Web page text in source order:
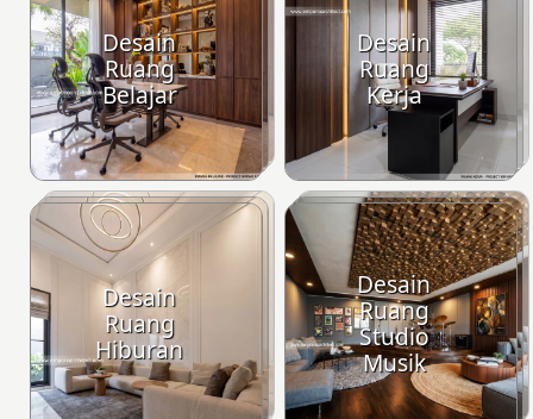
Desain
Ruang
Belajar
Desain
Ruang
Kerja
Desain
Ruang
Hiburan
Desain
Ruang
Studio
Musik